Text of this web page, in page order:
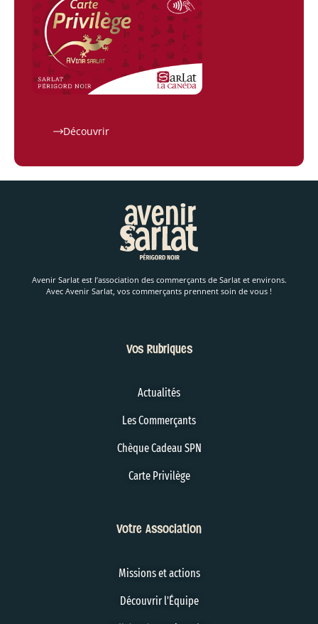
Découvrir
Avenir Sarlat est l’association des commerçants de Sarlat et environs.
Avec Avenir Sarlat, vos commerçants prennent soin de vous !
Vos Rubriques
Actualités
Les Commerçants
Chèque Cadeau SPN
Carte Privilège
Votre Association
Missions et actions
Découvrir l'Équipe